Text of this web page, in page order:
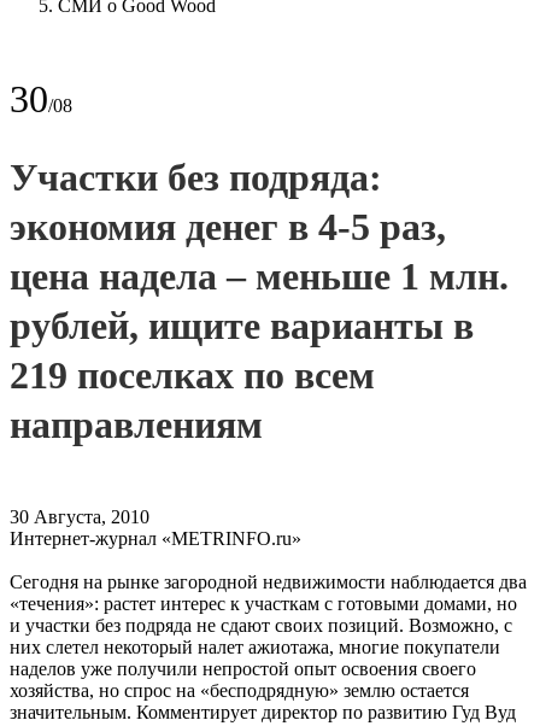
СМИ о Good Wood
30/08
Участки без подряда:
экономия денег в 4-5 раз,
цена надела – меньше 1 млн.
рублей, ищите варианты в
219 поселках по всем
направлениям
30 Августа, 2010
Интернет-журнал «METRINFO.ru»
Сегодня на рынке загородной недвижимости наблюдается два
«течения»: растет интерес к участкам с готовыми домами, но
и участки без подряда не сдают своих позиций. Возможно, с
них слетел некоторый налет ажиотажа, многие покупатели
наделов уже получили непростой опыт освоения своего
хозяйства, но спрос на «бесподрядную» землю остается
значительным. Комментирует директор по развитию Гуд Вуд